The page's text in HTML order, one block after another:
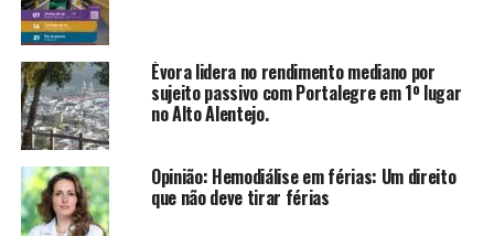
Évora lidera no rendimento mediano por
sujeito passivo com Portalegre em 1º lugar
no Alto Alentejo.
Opinião: Hemodiálise em férias: Um direito
que não deve tirar férias